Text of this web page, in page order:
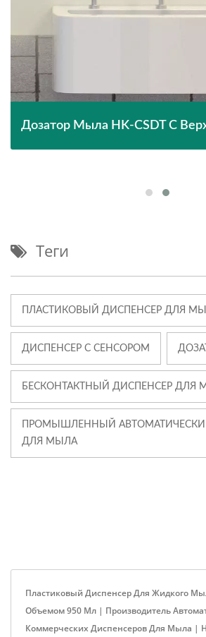
Дозатор Мыла HK-CSDT С
Теги
ПЛАСТИКОВЫЙ ДИСПЕНСЕР ДЛЯ
ДИСПЕНСЕР С СЕНСОРОМ
БЕСКОНТАКТНЫЙ ДИСПЕНСЕР ДЛЯ
ПРОМЫШЛЕННЫЙ
ДЛЯ МЫЛА
Пластиковый Диспенсер Для Жидкого
Объемом 950 Мл | Производитель
Коммерческих Диспенсеров Для Мыла |